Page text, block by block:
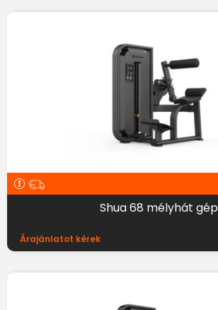
Shua 68 mélyhát gép
Árajánlatot kérek